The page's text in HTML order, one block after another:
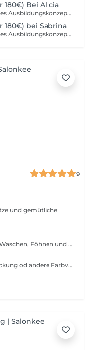
180€) Bei Alicia
Unsere Balayage-Aktion ist Teil unseres Ausbildungskonzepts und bietet unseren Young Stylist:innen die Möglichkeit, ihr Können unter realen Salonbedingungen weiterzuentwickeln. Alicia befindet sich im 2. Lehrjahr ihrer Ausbildung und beherrscht die Grundlagen bereits sicher. Für anspruchsvolle Techniken wie Balayage benötigt sie – wie jeder Profi am Anfang – vor allem eins: Übung, Erfahrung und Routine. Deshalb nehmen wir uns für diese Termine besonders viel Zeit und begleiten die gesamte Behandlung fachlich. Du erhältst eine hochwertige Balayage inklusive professioneller Beratung, Pflege, Glossing und Styling. Die Dienstleistung wird mit größter Sorgfalt durchgeführt und von unserem erfahrenen Team begleitet. Der vergünstigte Preis spiegelt nicht eine geringere Qualität wider, sondern unterstützt die Ausbildung unserer Nachwuchstalente. Mit deiner Buchung trägst du aktiv dazu bei, jungen Friseur:innen eine erstklassige Ausbildung zu ermöglichen und ihnen die Sicherheit zu geben, die sie für ihren späteren Berufsweg benötigen. Wichtig: Nur bei Alicia (Young Stylistin) buchbar. Inklusive Beratung, Balayage, Glossing, Pflege & Styling. Ein Haarschnitt kann bei Bedarf zusätzlich gebucht werden. Vor der ersten Balayage ist ein Beratungsgespräch erforderlich. Vielen Dank, dass du mit deiner Buchung unsere Nachwuchstalente unterstützt – denn aus guter Ausbildung entstehen die Profis von morgen.
180€) bei Sabrina
Unsere Balayage-Aktion ist Teil unseres Ausbildungskonzepts und bietet unseren Young Stylist:innen die Möglichkeit, ihr Können unter realen Salonbedingungen weiterzuentwickeln. Sabrina befindet sich im 2. Lehrjahr ihrer Ausbildung und beherrscht die Grundlagen bereits sicher. Für anspruchsvolle Techniken wie Balayage benötigt sie – wie jeder Profi am Anfang – vor allem eins: Übung, Erfahrung und Routine. Deshalb nehmen wir uns für diese Termine besonders viel Zeit und begleiten die gesamte Behandlung fachlich. Du erhältst eine hochwertige Balayage inklusive professioneller Beratung, Pflege, Glossing und Styling. Die Dienstleistung wird mit größter Sorgfalt durchgeführt und von unserem erfahrenen Team begleitet. Der vergünstigte Preis spiegelt nicht eine geringere Qualität wider, sondern unterstützt die Ausbildung unserer Nachwuchstalente. Mit deiner Buchung trägst du aktiv dazu bei, jungen Friseur:innen eine erstklassige Ausbildung zu ermöglichen und ihnen die Sicherheit zu geben, die sie für ihren späteren Berufsweg benötigen. Wichtig: Nur bei Alicia (Young Stylistin) buchbar. Inklusive Beratung, Balayage, Glossing, Pflege & Styling. Ein Haarschnitt kann bei Bedarf zusätzlich gebucht werden. Vor der ersten Balayage ist ein Beratungsgespräch erforderlich. Vielen Dank, dass du mit deiner Buchung unsere Nachwuchstalente unterstützt – denn aus guter Ausbildung entstehen die Profis von morgen.
9
Haarschnitt (Länge ab Schulter) inkl. Waschen, Föhnen und Zugabe von Produkten ins Haar
Farbe für die Ansätze (z. B. Grauabdeckung od andere Farbveränderung, KEINE Blondierung) bis 2 cm